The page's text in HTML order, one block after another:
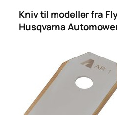
Kniv til modeller fra
Husqvarna